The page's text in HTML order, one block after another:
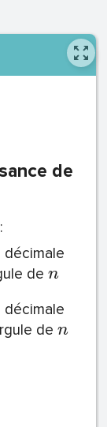
de
décimale
de n
décimale
de n